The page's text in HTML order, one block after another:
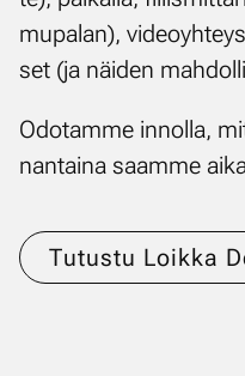
mu­pa­lan),
set (ja näi­den
Odo­tam­me in­nol­la,
nan­tai­na saam­me
Tutustu Loikka